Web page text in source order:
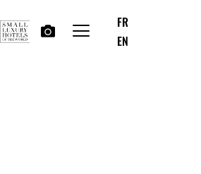
FR
EN